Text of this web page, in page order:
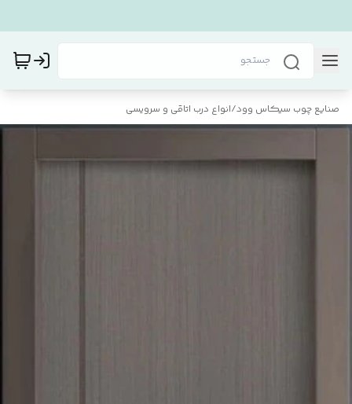
صنایع چوب سیکاس وود/انواع درب اتاقی و سرویسی